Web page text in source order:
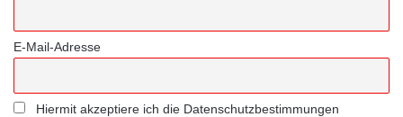
E-Mail-Adresse
Hiermit akzeptiere ich die Datenschutzbestimmungen